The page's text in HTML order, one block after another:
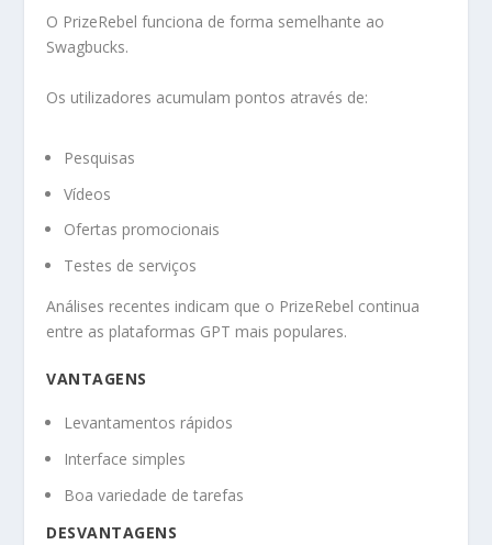
O PrizeRebel funciona de forma semelhante ao
Swagbucks.
Os utilizadores acumulam pontos através de:
Pesquisas
Vídeos
Ofertas promocionais
Testes de serviços
Análises recentes indicam que o PrizeRebel continua
entre as plataformas GPT mais populares.
VANTAGENS
Levantamentos rápidos
Interface simples
Boa variedade de tarefas
DESVANTAGENS